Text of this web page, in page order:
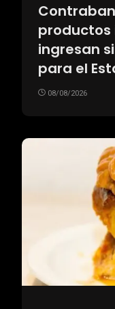
productos
ingresan
para el
08/08/2026